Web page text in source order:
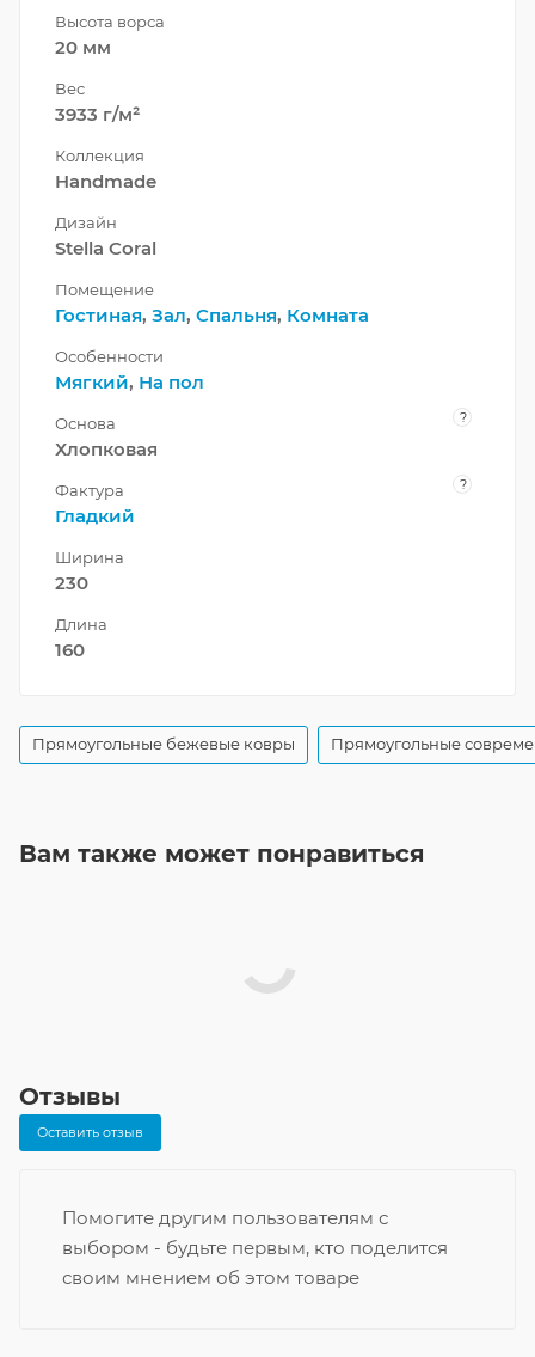
Высота ворса
20 мм
Вес
3933 г/м²
Коллекция
Handmade
Дизайн
Stella Coral
Помещение
Гостиная, Зал, Спальня, Комната
Особенности
Мягкий, На пол
Основа ?
Хлопковая
Фактура ?
Гладкий
Ширина
230
Длина
160
Прямоугольные бежевые ковры Прямоугольные
Вам также может понравиться
Отзывы
Оставить отзыв
Помогите другим пользователям с
выбором - будьте первым, кто поделится
своим мнением об этом товаре